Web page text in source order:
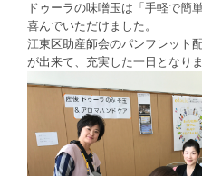
ドゥーラの味噌玉は「手軽で簡
喜んでいただけました。
江東区助産師会のパンフレット
が出来て、充実した一日となりま